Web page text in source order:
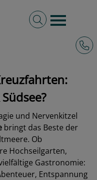
Burger
Volltextsuche
und Nervenkitzel
bringt das Beste der
Ob
Hochseilgarten,
Gastronomie:
Entspannung